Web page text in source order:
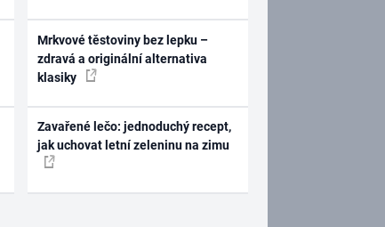
Mrkvové těstoviny bez lepku –
zdravá a originální alternativa
klasiky
Zavařené lečo: jednoduchý recept,
jak uchovat letní zeleninu na zimu